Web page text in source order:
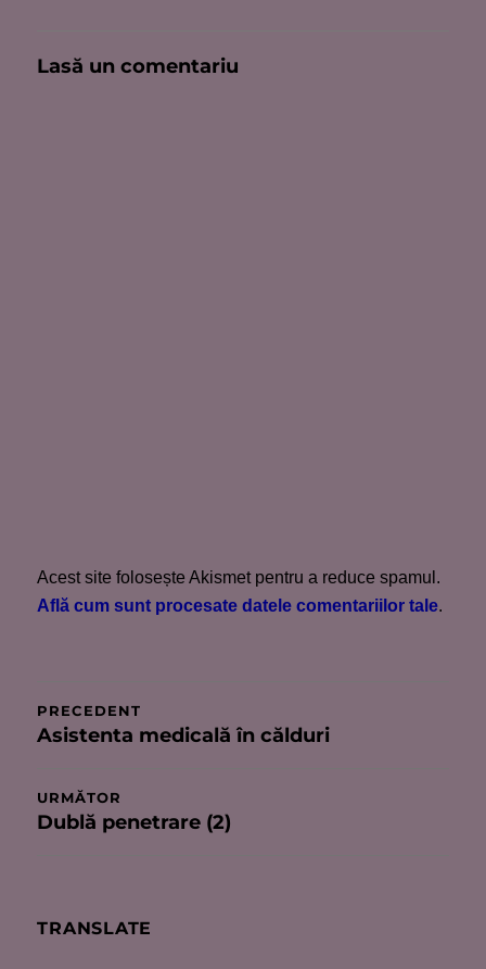
Lasă un comentariu
Acest site folosește Akismet pentru a reduce spamul.
Află cum sunt procesate datele comentariilor tale.
Navigare
în
articole
PRECEDENT
Articolul
Asistenta medicală în călduri
URMĂTOR
Articolul
Dublă penetrare (2)
TRANSLATE